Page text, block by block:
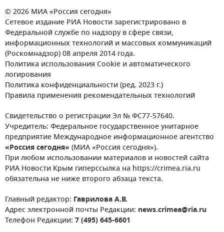
© 2026 МИА «Россия сегодня»
Сетевое издание РИА Новости зарегистрировано в
Федеральной службе по надзору в сфере связи,
информационных технологий и массовых коммуникаций
(Роскомнадзор) 08 апреля 2014 года.
Политика использования Cookie и автоматического
логирования
Политика конфиденциальности (ред. 2023 г.)
Правила применения рекомендательных технологий
Свидетельство о регистрации Эл № ФС77-57640.
Учредитель: Федеральное государственное унитарное
предприятие Международное информационное агентство
«Россия сегодня» (МИА «Россия сегодня»).
При любом использовании материалов и новостей сайта
РИА Новости Крым гиперссылка на https://crimea.ria.ru
обязательна не ниже второго абзаца текста.
Главный редактор: Гаврилова А.В.
Адрес электронной почты Редакции: news.crimea@ria.ru
Телефон Редакции: 7 (495) 645-6601